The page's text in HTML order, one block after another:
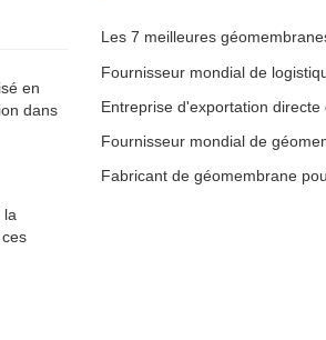
en
dans
la